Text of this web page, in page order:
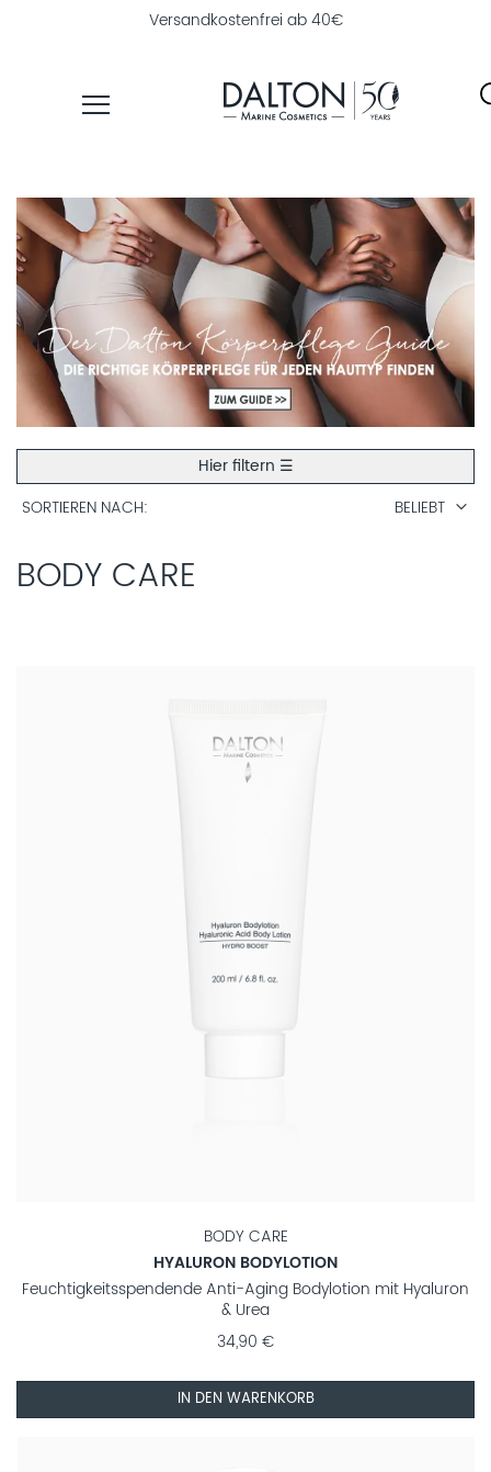
Versandkostenfrei ab 40€
PFLEGELINIEN
NAHRUNGSERGÄNZUNG
PRODUKTFINDER
ÜBER
DALTON
INSTITUTSKOSMETIK
MAGAZIN
BODY CARE
SORTIEREN NACH BELIEBT
BODY CARE
HYALURON BODYLOTION
Feuchtigkeitsspendende Anti-Aging Bodylotion mit Hyaluron
& Urea
34,90 €
IN DEN WARENKORB
Hier filtern ☰